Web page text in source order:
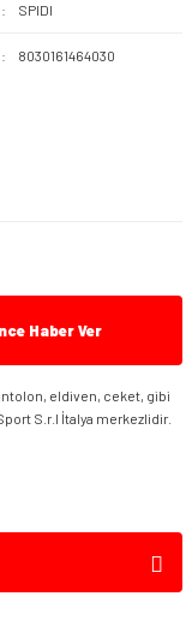
SPIDI
8030161464030
Haber Ver
eldiven, ceket, gibi
S.r.l İtalya merkezlidir.